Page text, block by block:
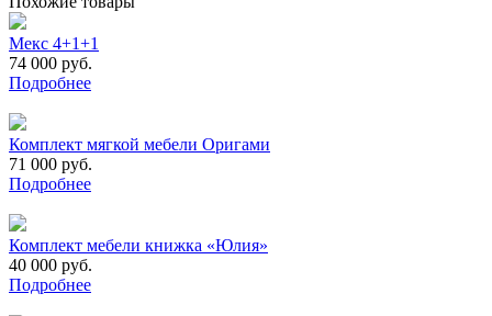
Мекс 4+1+1
74 000 руб.
Подробнее
Комплект мягкой мебели Оригами
71 000 руб.
Подробнее
Комплект мебели книжка «Юлия»
40 000 руб.
Подробнее